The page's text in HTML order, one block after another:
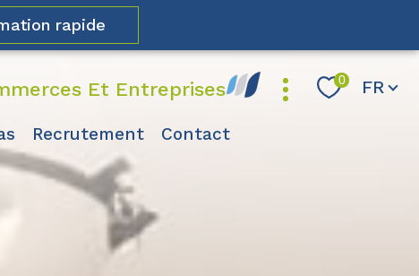
rapide
Et Entreprises 0 FR
recrutement contact